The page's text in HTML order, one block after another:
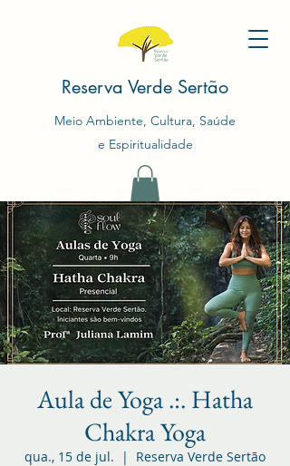
Reserva Verde Sertão
Meio Ambiente, Cultura, Saúde
e Espiritualidade
Aula de Yoga .:. Hatha
Chakra Yoga
qua., 15 de jul.
  |
Reserva Verde Sertão